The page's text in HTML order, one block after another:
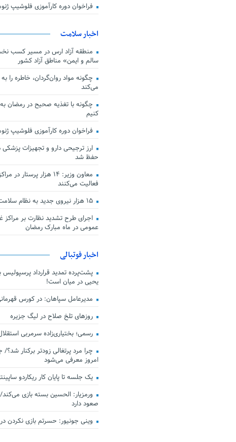
فراخوان دوره کارآموزی فلوشیپ
اخبار سلامت
منطقه آزاد ارس در مسیر کسب
سالم و ایمن» مناطق آزاد کشور
چگونه مواد روان‌گردان، خاطره را
می‌کند
چگونه با تغذیه صحیح در رمضان
کنیم
فراخوان دوره کارآموزی فلوشیپ
حفظ شد
معاون وزیر: ۱۴ هزار
فعالیت می‌کنند
۱۵ هزار نیروی جدید به نظام سلامت کشور افزوده شد
اجرای طرح تشدید نظارت بر مراکز
عمومی در ماه مبارک رمضان
اخبار فوتبالی
پشت‌پرده تمدید قرارداد پرسپولیس
یحیی در میان است!
مدیرعامل سپاهان: در کورس
روزهای تلخ صلاح در لیگ جزیره
رسمی؛ بختیاری‌زاده سرمربی
چرا مرد پرتغالی زودتر برکنار
امروز معرفی می‌شود
یک جلسه تا پایان کار ریکاردو
ورمزیار: الحسین بسته بازی
صعود دارد
وینی جونیور: حسرتم بازی نکردن در